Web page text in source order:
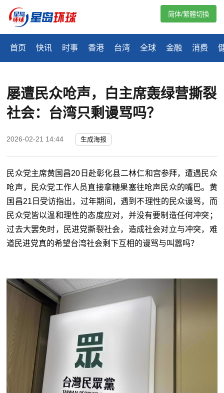
首页 快讯 时事 香港 台湾 全球 金融 消费
简体/繁體切換
屡遭民众呛声，白主席轰绿营撕裂
社会：台湾只剩谩骂吗？
2026-02-21 14:44 生成海报
民众党主席黄国昌20日赴彰化县二林仁和宫参拜，遭遇民众
呛声，民众党工作人员直接拿糖果塞往呛声民众的嘴巴。黄
国昌21日受访指出，过年期间，遇到不理性的民众谩骂，而
民众党皆以温和理性的态度应对，并没有要制造任何冲突；
过去大罢免时，民进党撕裂社会，造成社会对立与冲突，难
道民进党真的希望台湾社会剩下互相的谩骂与叫嚣吗？